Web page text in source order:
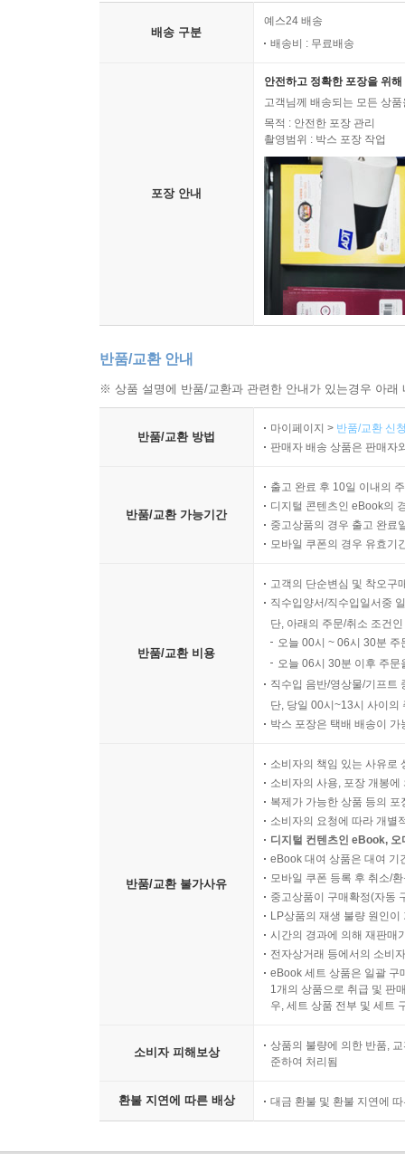
배송 구분
예스24 배송
배송비 : 무료배송
포장 안내
안전하고 정확한 포장을 위
고객님께 배송되는 모든 상
목적 : 안전한 포장 관리
촬영범위 : 박스 포장 작업
반품/교환 안내
※ 상품 설명에 반품/교환과 관련한 안내가 있는경우 아
반품/교환 방법
마이페이지 > 반품/교환 신
판매자 배송 상품은 판매자
반품/교환 가능기간
출고 완료 후 10일 이내의
디지털 콘텐츠인 eBook의
중고상품의 경우 출고 완료
모바일 쿠폰의 경우 유효기
반품/교환 비용
고객의 단순변심 및 착오구
직수입양서/직수입일서중
단, 아래의 주문/취소 조건
오늘 00시 ~ 06시 30분
오늘 06시 30분 이후 주
직수입 음반/영상물/기프트
단, 당일 00시~13시 사이의
박스 포장은 택배 배송이
반품/교환 불가사유
소비자의 책임 있는 사유로
소비자의 사용, 포장 개봉
복제가 가능한 상품 등의
소비자의 요청에 따라 개별
디지털 컨텐츠인 eBook,
eBook 대여 상품은 대여 기
모바일 쿠폰 등록 후 취소/
중고상품이 구매확정(자동
LP상품의 재생 불량 원인
시간의 경과에 의해 재판매
전자상거래 등에서의 소비
eBook 세트 상품은 일괄 구
1개의 상품으로 취급 및 판
우, 세트 상품 전부 및 세트
소비자 피해보상
상품의 불량에 의한 반품,
준하여 처리됨
환불 지연에 따른 배상 대금 환불 및 환불 지연에